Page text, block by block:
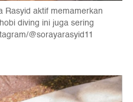
Rasyid aktif memamerkan
diving ini juga sering
@sorayarasyid11